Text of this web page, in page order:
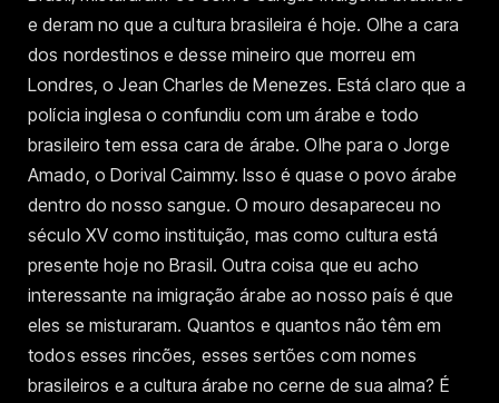
e deram no que a cultura brasileira é hoje. Olhe a cara
dos nordestinos e desse mineiro que morreu em
Londres, o Jean Charles de Menezes. Está claro que a
polícia inglesa o confundiu com um árabe e todo
brasileiro tem essa cara de árabe. Olhe para o Jorge
Amado, o Dorival Caimmy. Isso é quase o povo árabe
dentro do nosso sangue. O mouro desapareceu no
século XV como instituição, mas como cultura está
presente hoje no Brasil. Outra coisa que eu acho
interessante na imigração árabe ao nosso país é que
eles se misturaram. Quantos e quantos não têm em
todos esses rincões, esses sertões com nomes
brasileiros e a cultura árabe no cerne de sua alma? É